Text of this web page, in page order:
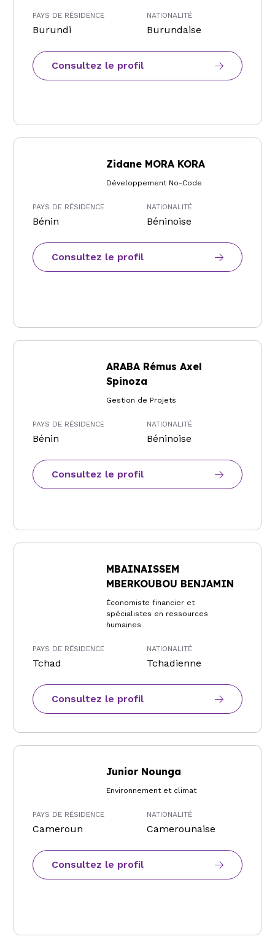
PAYS DE RÉSIDENCE
Burundi
NATIONALITÉ
Burundaise
Consultez le profil
Zidane MORA KORA
Développement No-Code
PAYS DE RÉSIDENCE
Bénin
NATIONALITÉ
Béninoise
Consultez le profil
ARABA Rémus Axel
Spinoza
Gestion de Projets
PAYS DE RÉSIDENCE
Bénin
NATIONALITÉ
Béninoise
Consultez le profil
MBAINAISSEM
MBERKOUBOU BENJAMIN
Économiste financier et
spécialistes en ressources
humaines
PAYS DE RÉSIDENCE
Tchad
NATIONALITÉ
Tchadienne
Consultez le profil
Junior Nounga
Environnement et climat
PAYS DE RÉSIDENCE
Cameroun
NATIONALITÉ
Camerounaise
Consultez le profil